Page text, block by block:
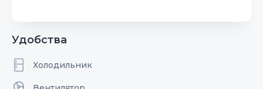
Удобства
Холодильник